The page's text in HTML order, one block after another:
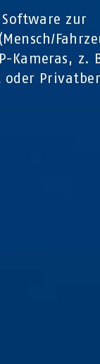
zur
Kameras, z.
oder